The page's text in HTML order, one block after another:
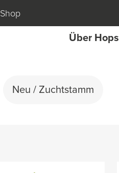
Shop
Über
Neu / Zuchtstamm